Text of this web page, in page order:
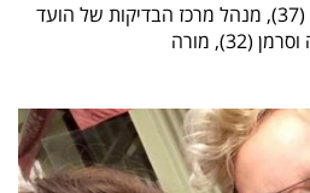
לירון ורן לירון וסרמן בן יהודה (37), מנהל מרכז הבדיקות של הועד
מורה